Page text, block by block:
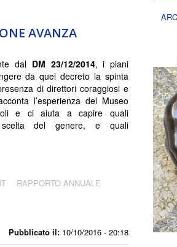
AVANZA
Pubblicato il: 10/10/2016 - 20:18
dal DM 23/12/2014, i piani
da quel decreto la spinta
di direttori coraggiosi e
l’esperienza del Museo
e ci aiuta a capire quali
scelta del genere, e quali
RAPPORTO ANNUALE